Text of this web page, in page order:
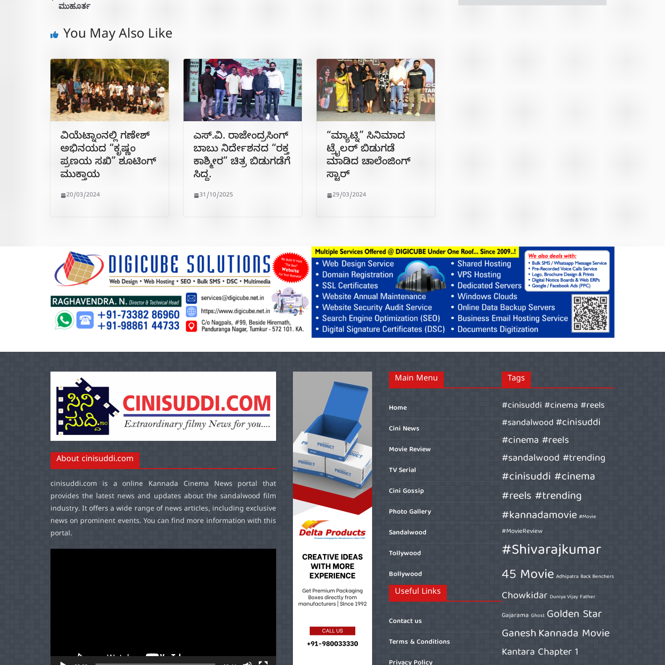
ಮುಹೂರ್ತ
You May Also Like
ವಿಯೆಟ್ನಾಂನಲ್ಲಿ ಗಣೇಶ್
ಅಭಿನಯದ “ಕೃಷ್ಣಂ
ಪ್ರಣಯ ಸಖಿ” ಶೂಟಿಂಗ್
ಮುಕ್ತಾಯ
20/03/2024
ಎಸ್.ವಿ. ರಾಜೇಂದ್ರಸಿಂಗ್
ಬಾಬು ನಿರ್ದೇಶನದ “ರಕ್ತ
ಕಾಶ್ಮೀರ” ಚಿತ್ರ ಬಿಡುಗಡೆಗೆ
ಸಿದ್ದ.
31/10/2025
“ಮ್ಯಾಟ್ನಿ” ಸಿನಿಮಾದ
ಟ್ರೈಲರ್ ಬಿಡುಗಡೆ
ಮಾಡಿದ ಚಾಲೆಂಜಿಂಗ್
ಸ್ಟಾರ್
29/03/2024
About cinisuddi.com
cinisuddi.com is a online Kannada Cinema News portal that
provides the latest news and updates about the sandalwood film
industry. It offers a wide range of news articles, including exclusive
news on prominent events. You can find more information with this
portal.
Main Menu
Home
Cini News
Movie Review
TV Serial
Cini Gossip
Photo Gallery
Sandalwood
Tollywood
Bollywood
Useful Links
Contact us
Terms & Conditions
Tags
#cinisuddi #cinema #reels
#sandalwood#cinisuddi
#cinema #reels
#sandalwood #trending
#cinisuddi #cinema
#reels #trending
#kannadamovie #Movie
#MovieReview
#Shivarajkumar
45 Movie Adhipatra Back Benchers
Chowkidar Duniya Vijay Father
Gajarama Ghost Golden Star
GaneshKannada Movie
Kantara Chapter 1